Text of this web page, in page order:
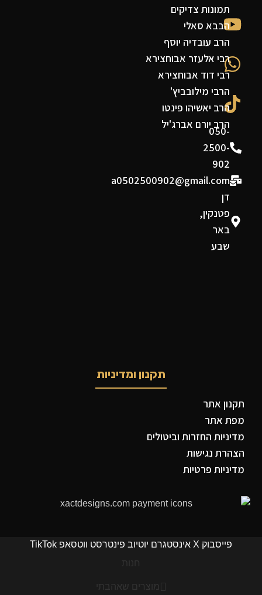
050-
2500-
902
a0502500902@gmail.com
דן
פטנקין,
באר
שבע
תמונות צדיקים
הבבא סאלי
הרב עובדיה יוסף
רבי אלעזר אבוחצירא
רבי דוד אבוחצירא
הרבי מילובביץ'
הרב יאשיהו פינטו
הרב יורם אברג'יל
תקנון ומדיניות
תקנון אתר
מפת אתר
מדיניות החזרות וביטולים
הצהרת נגישות
מדיניות פרטיות
פייסבוק X אינסטגרם יוטיוב פינטרסט ווטסאפ TikTok
חנות
מוצרים שאהבתי